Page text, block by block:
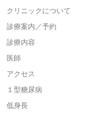
クリニックについて
診療案内／予約
診療内容
医師
アクセス
１型糖尿病
低身長